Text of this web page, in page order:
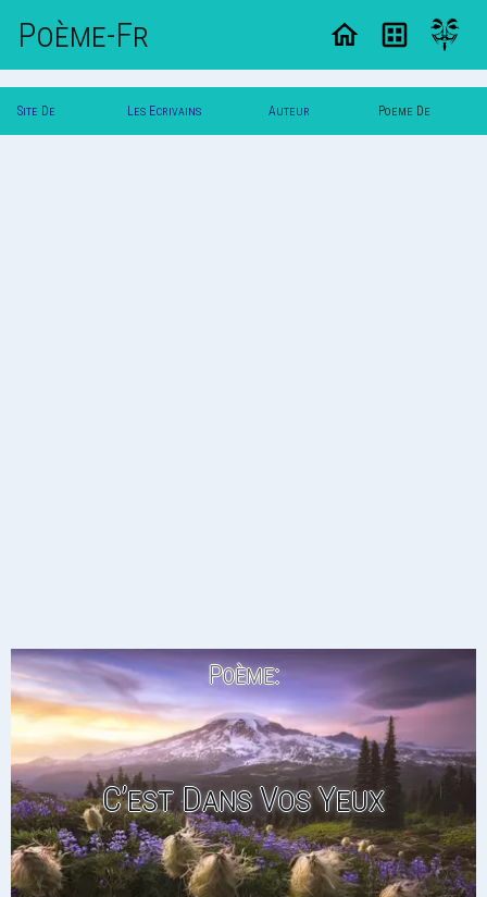
Poème-Fr
Site De Les Ecrivains Auteur Poeme De
Poème:
C’est Dans Vos Yeux